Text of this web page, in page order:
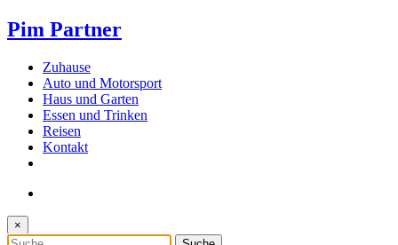
Pim Partner
Zuhause
Auto und Motorsport
Haus und Garten
Essen und Trinken
Reisen
Kontakt
×